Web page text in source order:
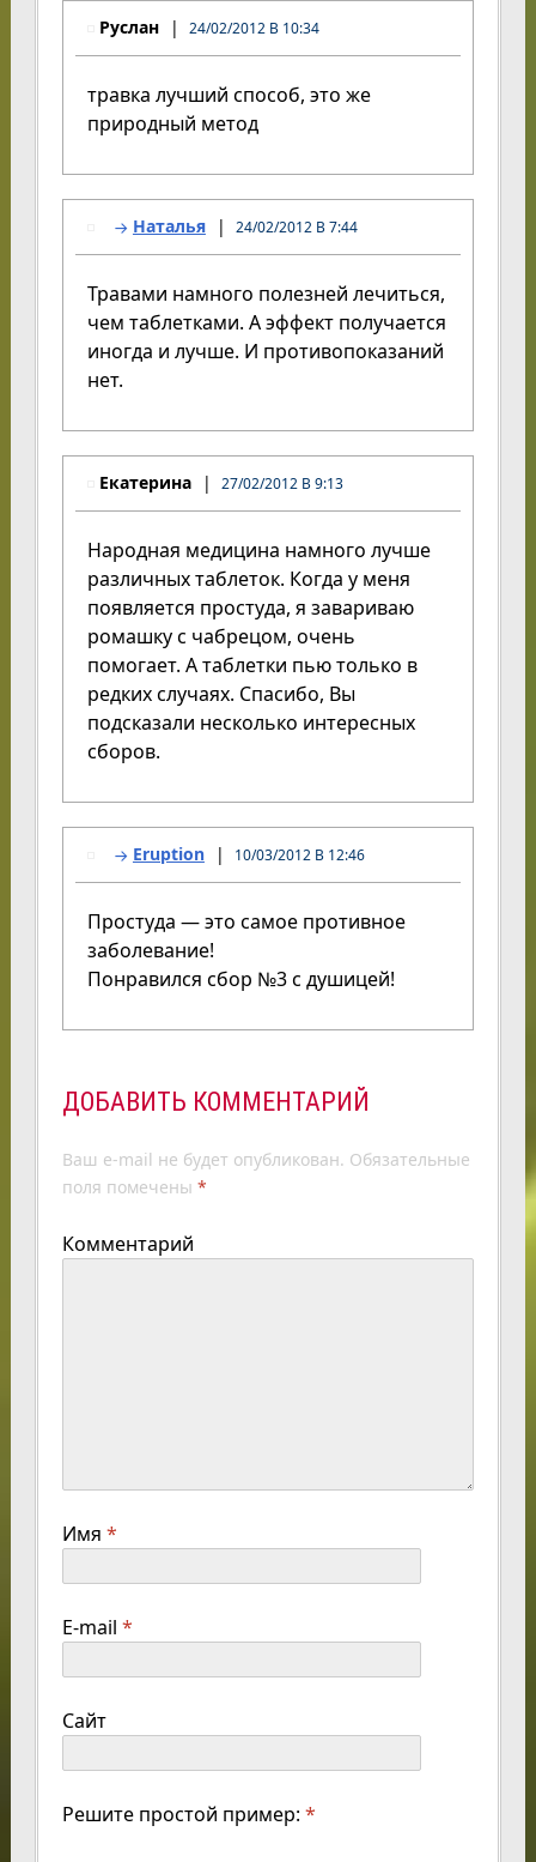
Руслан 24/02/2012 В 10:34
травка лучший способ, это же
природный метод
Наталья 24/02/2012 В 7:44
Травами намного полезней лечиться,
чем таблетками. А эффект получается
иногда и лучше. И противопоказаний
нет.
Екатерина 27/02/2012 В 9:13
Народная медицина намного лучше
различных таблеток. Когда у меня
появляется простуда, я завариваю
ромашку с чабрецом, очень
помогает. А таблетки пью только в
редких случаях. Спасибо, Вы
подсказали несколько интересных
сборов.
Eruption 10/03/2012 В 12:46
Простуда — это самое противное
заболевание!
Понравился сбор №3 с душицей!
ДОБАВИТЬ КОММЕНТАРИЙ
Ваш e-mail не будет опубликован. Обязательные
поля помечены *
Комментарий
Имя *
E-mail *
Сайт
Решите простой пример: *